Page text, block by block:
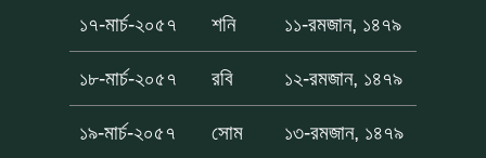
১৭-মার্চ-২০৫৭ শনি ১১-রমজান, ১৪৭৯
১৮-মার্চ-২০৫৭ রবি ১২-রমজান, ১৪৭৯
১৯-মার্চ-২০৫৭ সোম ১৩-রমজান, ১৪৭৯